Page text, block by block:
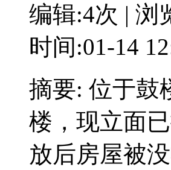
编辑:4次 | 浏
时间:01-14
摘要: 位于鼓
楼，现立面
放后房屋被